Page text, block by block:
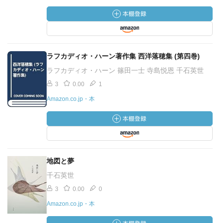
ラフカディオ・ハーン著作集 西洋落穂集 (第四巻)
ラフカディオ・ハーン 篠田一士 寺島悦恩 千石英世
3 0.00 1
Amazon.co.jp・本
地図と夢
千石英世
3 0.00 0
Amazon.co.jp・本